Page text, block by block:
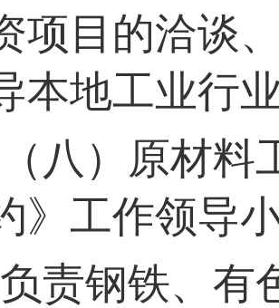
项目的洽谈
本地工业行
（八）原材
》工作领导
负责钢铁、有